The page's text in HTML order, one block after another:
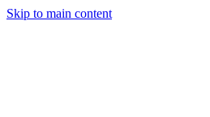
Skip to main content